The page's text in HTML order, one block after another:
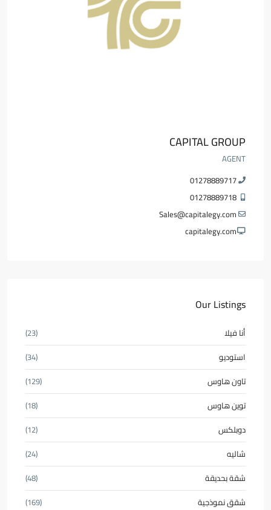
CAPITAL GROUP
AGENT
01278889717
01278889718
Sales@capitalegy.com
capitalegy.com
Our Listings
أنا فيلا
(23)
استوديو
(34)
تاون هاوس
(129)
توين هاوس
(18)
دوبلكس
(12)
شاليه
(24)
شقة بحديقة
(48)
شقق نموذجية
(169)